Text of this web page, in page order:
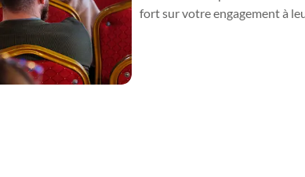
fort sur votre engagement à